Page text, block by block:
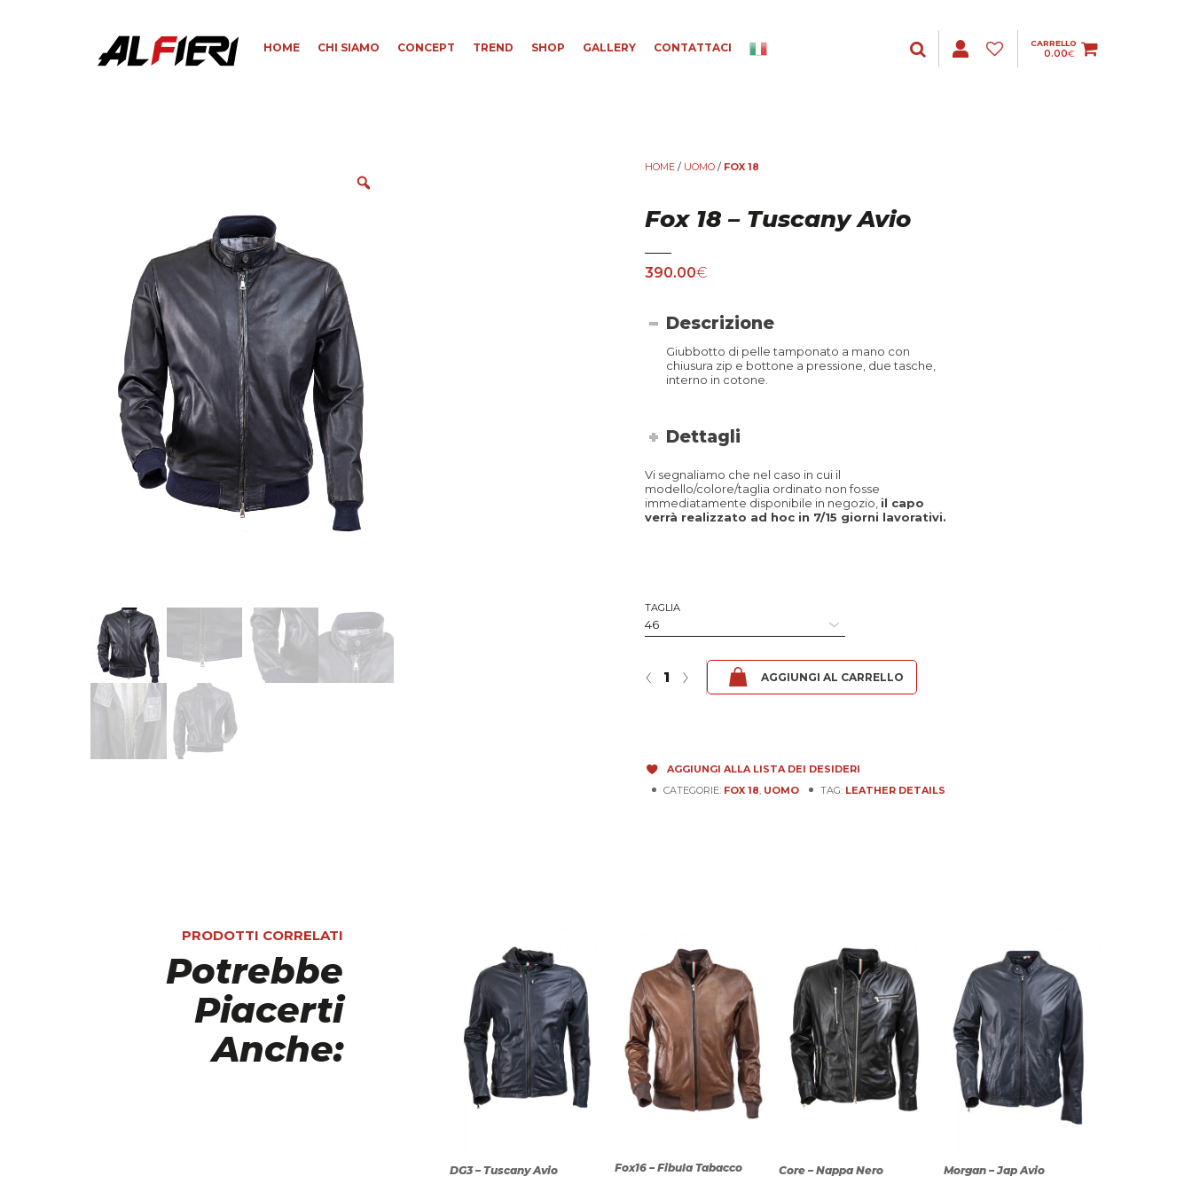
CARRELLO
0.00€
HOME CHI SIAMO CONCEPT TREND SHOP GALLERY CONTATTACI
HOME/ UOMO/ FOX 18
Fox 18 – Tuscany Avio
390.00€
Descrizione
Giubbotto di pelle tamponato a mano con
chiusura zip e bottone a pressione, due tasche,
interno in cotone.
Dettagli
Vi segnaliamo che nel caso in cui il
modello/colore/taglia ordinato non fosse
immediatamente disponibile in negozio, il capo
verrà realizzato ad hoc in 7/15 giorni lavorativi.
TAGLIA
Fox 18 - Tuscany Avio quantità
›
‹ AGGIUNGI AL CARRELLO
AGGIUNGI ALLA LISTA DEI DESIDERI
CATEGORIE: FOX 18 UOMO TAG: LEATHER DETAILS
PRODOTTI CORRELATI
Potrebbe
Piacerti
Anche:
DG3 – Tuscany Avio Fox16 – Fibula Tabacco Core – Nappa Nero Morgan – Jap Avio